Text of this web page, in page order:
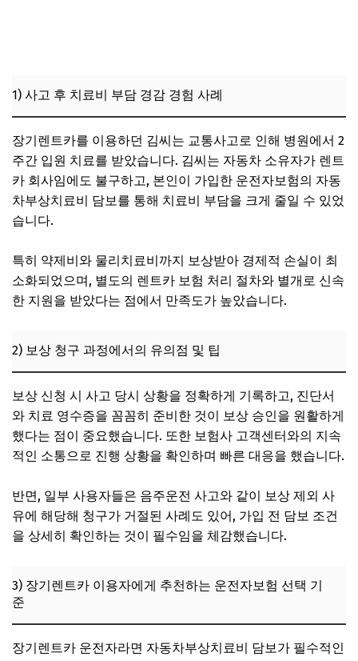
1) 사고 후 치료비 부담 경감 경험 사례
장기렌트카를 이용하던 김씨는 교통사고로 인해 병원에서 2
주간 입원 치료를 받았습니다. 김씨는 자동차 소유자가 렌트
카 회사임에도 불구하고, 본인이 가입한 운전자보험의 자동
차부상치료비 담보를 통해 치료비 부담을 크게 줄일 수 있었
습니다.
특히 약제비와 물리치료비까지 보상받아 경제적 손실이 최
소화되었으며, 별도의 렌트카 보험 처리 절차와 별개로 신속
한 지원을 받았다는 점에서 만족도가 높았습니다.
2) 보상 청구 과정에서의 유의점 및 팁
보상 신청 시 사고 당시 상황을 정확하게 기록하고, 진단서
와 치료 영수증을 꼼꼼히 준비한 것이 보상 승인을 원활하게
했다는 점이 중요했습니다. 또한 보험사 고객센터와의 지속
적인 소통으로 진행 상황을 확인하며 빠른 대응을 했습니다.
반면, 일부 사용자들은 음주운전 사고와 같이 보상 제외 사
유에 해당해 청구가 거절된 사례도 있어, 가입 전 담보 조건
을 상세히 확인하는 것이 필수임을 체감했습니다.
3) 장기렌트카 이용자에게 추천하는 운전자보험 선택 기
준
장기렌트카 운전자라면 자동차부상치료비 담보가 필수적인